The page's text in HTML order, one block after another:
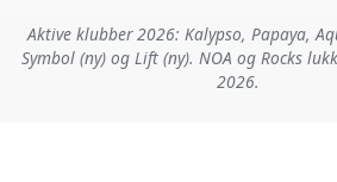
Aktive klubber 2026: Kalypso, Papaya,
Symbol (ny) og Lift (ny). NOA og Rocks
2026.